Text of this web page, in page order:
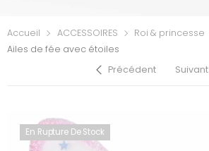
Accueil ACCESSOIRES
Roi & princesse
Ailes de fée avec étoiles
Précédent
Suivant
En Rupture De Stock